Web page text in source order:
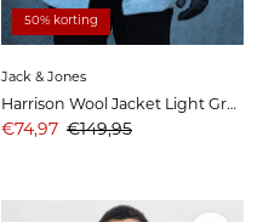
50% korting
Jack & Jones
Harrison Wool Jacket Light Grey Melange
Aanbiedingsprijs
€74,97 Prijs
€149,95